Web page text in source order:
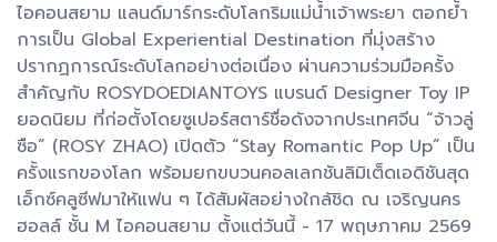
ไอคอนสยาม แลนด์มาร์กระดับโลกริมแม่น้ำเจ้าพระยา ตอกย้ำ
การเป็น Global Experiential Destination ที่มุ่งสร้าง
ปรากฏการณ์ระดับโลกอย่างต่อเนื่อง ผ่านความร่วมมือครั้ง
สำคัญกับ ROSYDOEDIANTOYS แบรนด์ Designer Toy IP
ยอดนิยม ที่ก่อตั้งโดยซูเปอร์สตาร์ชื่อดังจากประเทศจีน “จ้าวลู่
ซือ” (ROSY ZHAO) เปิดตัว “Stay Romantic Pop Up” เป็น
ครั้งแรกของโลก พร้อมยกขบวนคอลเลกชันลิมิเต็ดเอดิชันสุด
เอ็กซ์คลูซีฟมาให้แฟน ๆ ได้สัมผัสอย่างใกล้ชิด ณ เจริญนคร
ฮอลล์ ชั้น M ไอคอนสยาม ตั้งแต่วันนี้ - 17 พฤษภาคม 2569